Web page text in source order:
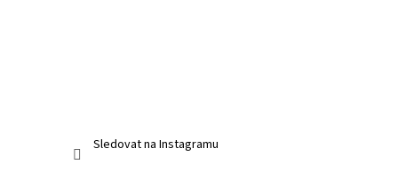
Sledovat na Instagramu